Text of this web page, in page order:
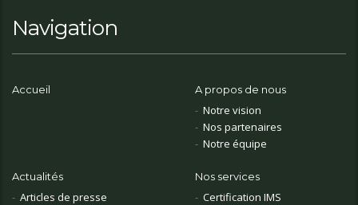
Navigation
Accueil A propos de nous
Notre vision
Nos partenaires
Notre équipe
Actualités
Articles de presse
Nos services
Certification IMS